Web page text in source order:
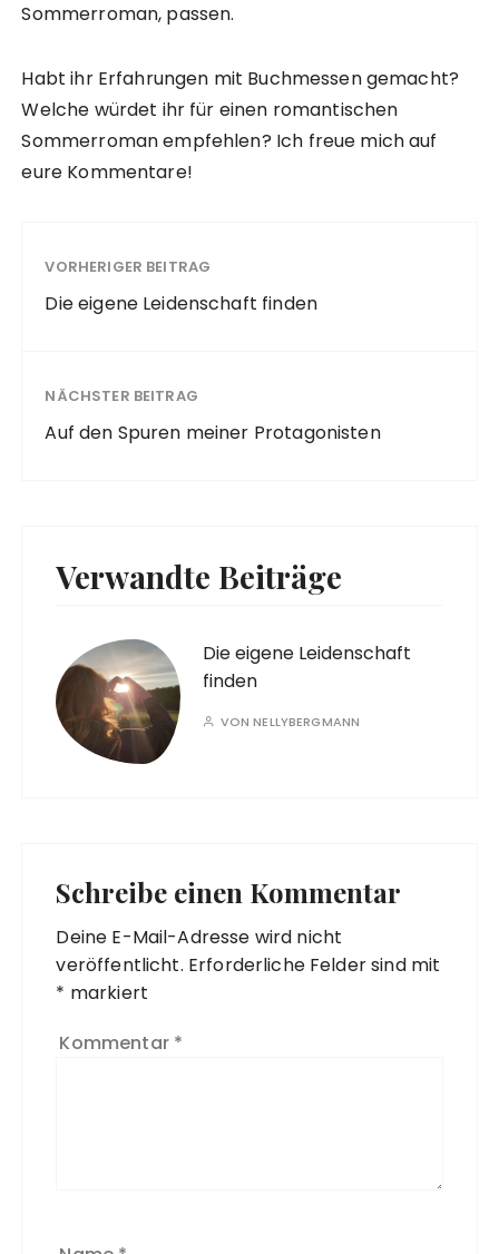
Sommerroman, passen.
Habt ihr Erfahrungen mit Buchmessen gemacht?
Welche würdet ihr für einen romantischen
Sommerroman empfehlen? Ich freue mich auf
eure Kommentare!
VORHERIGER BEITRAG
Die eigene Leidenschaft finden
NÄCHSTER BEITRAG
Auf den Spuren meiner Protagonisten
Verwandte Beiträge
Die eigene Leidenschaft
finden
VONNELLYBERGMANN
Schreibe einen Kommentar
Deine E-Mail-Adresse wird nicht
veröffentlicht. Erforderliche Felder sind mit
* markiert
Kommentar *